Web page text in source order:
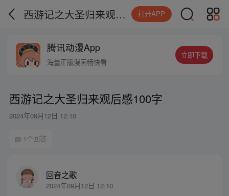
西游记之大圣归来观后感100字 打开APP
腾讯动漫App
海量正版漫画畅快看
立即下载
西游记之大圣归来观后感100字
2024年09月12日 12:10
1个回答
回音之歌
2024年09月12日 12:10